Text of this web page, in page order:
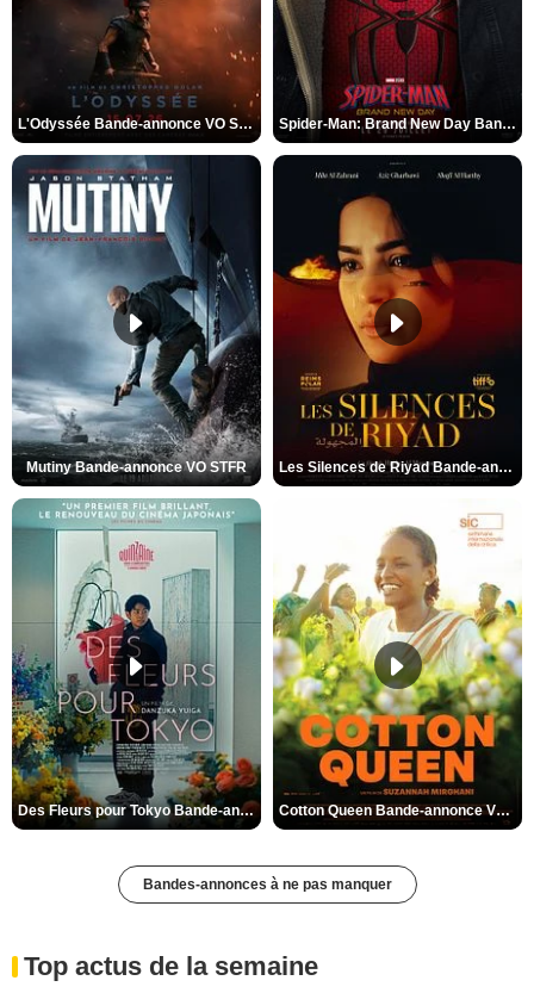
L'Odyssée Bande-annonce VO STFR Spider-Man: Brand New Day Bande-annonce VO STFR
Mutiny Bande-annonce VO STFR Les Silences de Riyad Bande-annonce VO STFR
Des Fleurs pour Tokyo Bande-annonce VO STFR Cotton Queen Bande-annonce VO STFR
Bandes-annonces à ne pas manquer
Top actus de la semaine